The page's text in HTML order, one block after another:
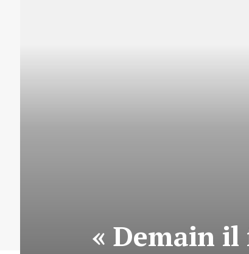
« Demain il